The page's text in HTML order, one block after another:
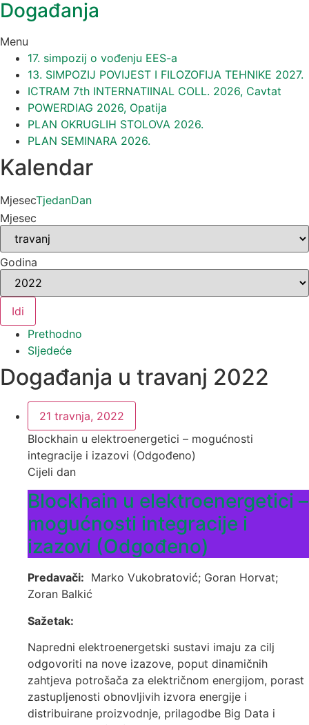
Događanja​
Menu
17. simpozij o vođenju EES-a
13. SIMPOZIJ POVIJEST I FILOZOFIJA TEHNIKE 2027.
ICTRAM 7th INTERNATIINAL COLL. 2026, Cavtat
POWERDIAG 2026, Opatija
PLAN OKRUGLIH STOLOVA 2026.
PLAN SEMINARA 2026.
Kalendar
MjesecTjedanDan
Mjesec
Godina
Prethodno
Sljedeće
Događanja u travanj 2022
21 travnja, 2022
Blockhain u elektroenergetici – mogućnosti
integracije i izazovi (Odgođeno)
Cijeli dan
Blockhain u elektroenergetici –
mogućnosti integracije i
izazovi (Odgođeno)
Predavači: Marko Vukobratović; Goran Horvat;
Zoran Balkić
Sažetak:
Napredni elektroenergetski sustavi imaju za cilj
odgovoriti na nove izazove, poput dinamičnih
zahtjeva potrošača za električnom energijom, porast
zastupljenosti obnovljivih izvora energije i
distribuirane proizvodnje, prilagodbe Big Data i